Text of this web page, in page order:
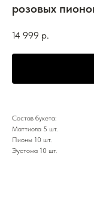
розовых
14 999 р.
Состав букета:
Маттиола 5 шт.
Пионы 10 шт.
Эустома 10 шт.